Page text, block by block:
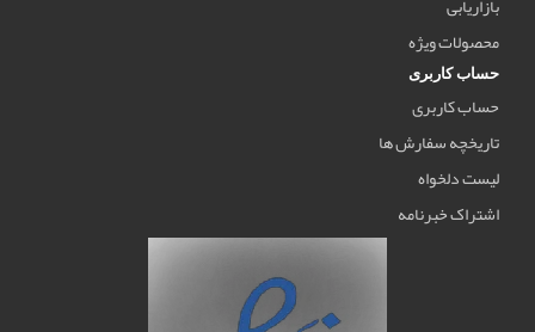
محصولات ویژه
حساب کاربری
حساب کاربری
تاریخچه سفارش ها
لیست دلخواه
اشتراک خبرنامه